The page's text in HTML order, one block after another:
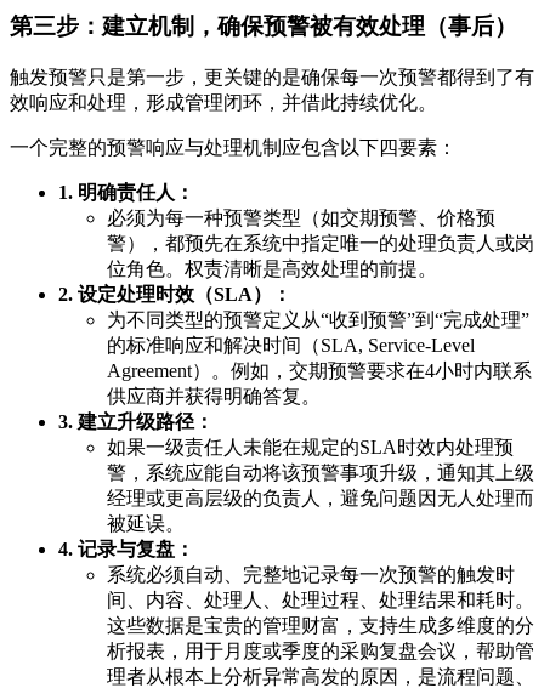
第三步：建立机制，确保预警被有效处理（事后）
触发预警只是第一步，更关键的是确保每一次预警都得到了有
效响应和处理，形成管理闭环，并借此持续优化。
一个完整的预警响应与处理机制应包含以下四要素：
1. 明确责任人：
必须为每一种预警类型（如交期预警、价格预
警），都预先在系统中指定唯一的处理负责人或岗
位角色。权责清晰是高效处理的前提。
2. 设定处理时效（SLA）：
为不同类型的预警定义从“收到预警”到“完成处理”
的标准响应和解决时间（SLA, Service-Level
Agreement）。例如，交期预警要求在4小时内联系
供应商并获得明确答复。
3. 建立升级路径：
如果一级责任人未能在规定的SLA时效内处理预
警，系统应能自动将该预警事项升级，通知其上级
经理或更高层级的负责人，避免问题因无人处理而
被延误。
4. 记录与复盘：
系统必须自动、完整地记录每一次预警的触发时
间、内容、处理人、处理过程、处理结果和耗时。
这些数据是宝贵的管理财富，支持生成多维度的分
析报表，用于月度或季度的采购复盘会议，帮助管
理者从根本上分析异常高发的原因，是流程问题、